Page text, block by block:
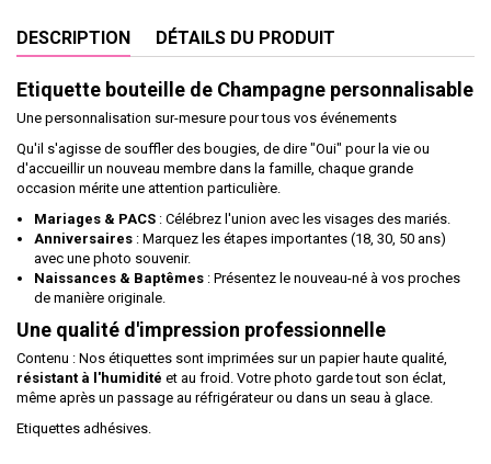
DESCRIPTION DÉTAILS DU PRODUIT
Etiquette bouteille de Champagne personnalisable
Une personnalisation sur-mesure pour tous vos événements
Qu'il s'agisse de souffler des bougies, de dire "Oui" pour la vie ou
d'accueillir un nouveau membre dans la famille, chaque grande
occasion mérite une attention particulière.
Mariages & PACS : Célébrez l'union avec les visages des mariés.
Anniversaires : Marquez les étapes importantes (18, 30, 50 ans)
avec une photo souvenir.
Naissances & Baptêmes : Présentez le nouveau-né à vos proches
de manière originale.
Une qualité d'impression professionnelle
Contenu : Nos étiquettes sont imprimées sur un papier haute qualité,
résistant à l'humidité et au froid. Votre photo garde tout son éclat,
même après un passage au réfrigérateur ou dans un seau à glace.
Etiquettes adhésives.